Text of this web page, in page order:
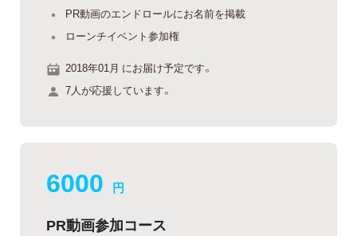
PR動画のエンドロールにお名前を掲載
ローンチイベント参加権
2018年01月 にお届け予定です。
7人が応援しています。
6000 円
PR動画参加コース